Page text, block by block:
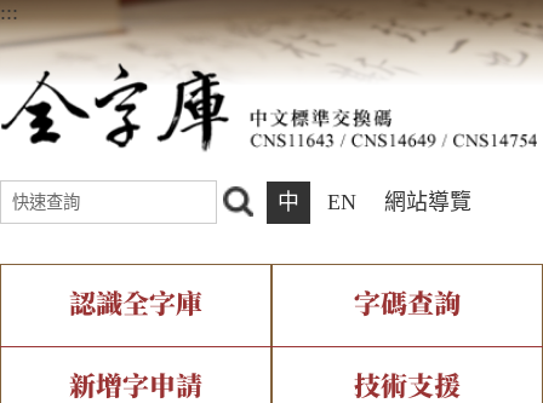
:::
中 EN 網站導覽
認識全字庫
全字庫介紹 全字庫現況
字碼查詢
IDS查詢 部件查詢
新增字申請 技術支援